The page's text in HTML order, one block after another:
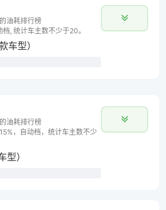
油耗排行榜
, 统计车主数不少于20。
车型）
油耗排行榜
，自动档，统计车主数不少
）